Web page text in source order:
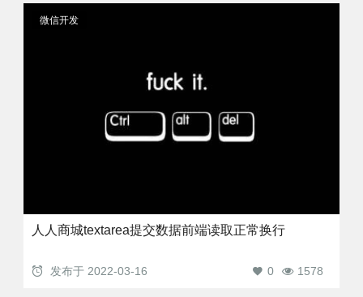
微信开发
人人商城textarea提交数据前端读取正常换行
发布于 2022-03-16 1578
0